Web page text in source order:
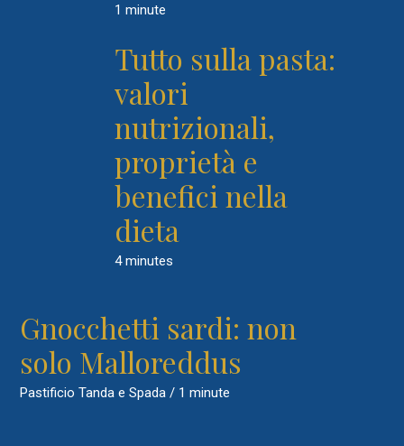
1 minute
Tutto sulla pasta:
valori
nutrizionali,
proprietà e
benefici nella
dieta
4 minutes
Gnocchetti sardi: non
solo Malloreddus
Pastificio Tanda e Spada / 1 minute